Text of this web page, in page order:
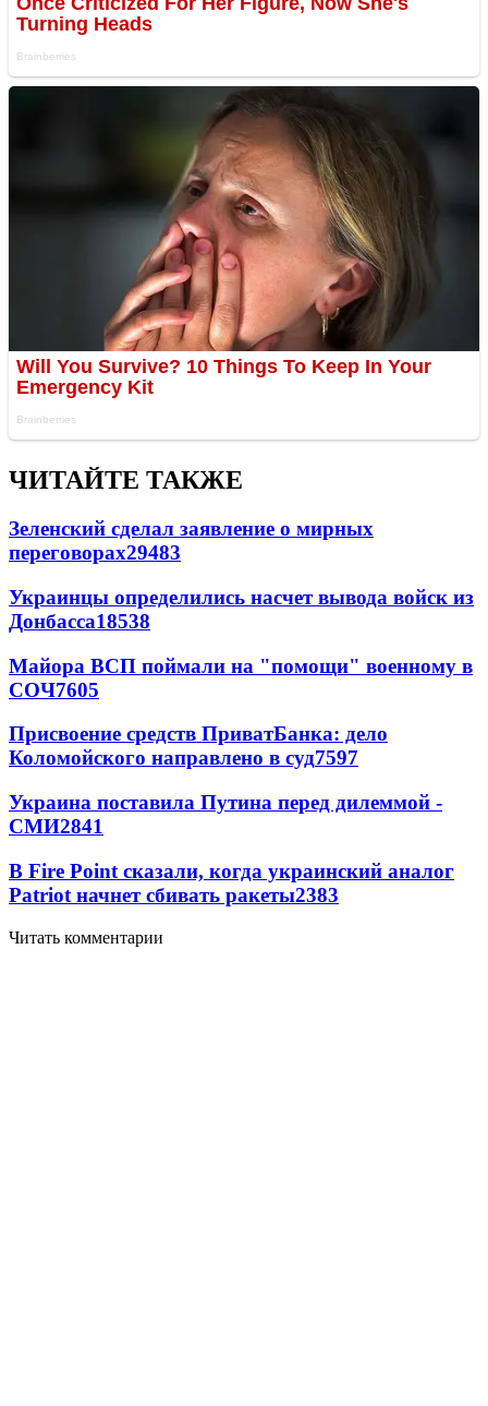
ЧИТАЙТЕ ТАКЖЕ
Зеленский сделал заявление о мирных
переговорах29483
Украинцы определились насчет вывода войск из
Донбасса18538
Майора ВСП поймали на "помощи" военному в
СОЧ7605
Присвоение средств ПриватБанка: дело
Коломойского направлено в суд7597
Украина поставила Путина перед дилеммой -
СМИ2841
В Fire Point сказали, когда украинский аналог
Patriot начнет сбивать ракеты2383
Читать комментарии